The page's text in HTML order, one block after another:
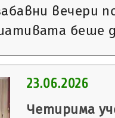
вечери
беше
23.06.2026
Четирима